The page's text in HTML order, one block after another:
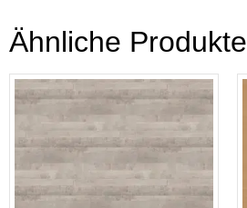
Ähnliche Produkte